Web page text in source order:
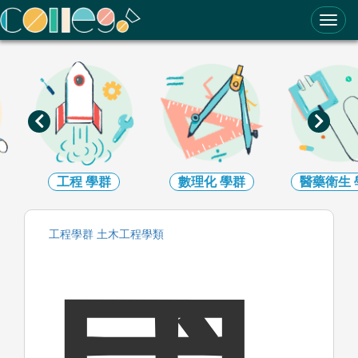
ColleGo! 大學選才與高中育才輔助系統
數理化學群 醫藥衛生學群 生命科學
工程學群 土木工程學類